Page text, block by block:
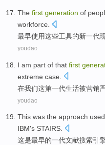
The first generation of
workforce
最早使用这些工具的新一代
youdao
I am part of that first
extreme case
在我们这第一代生活被营销
youdao
This was the approach used
IBM's STAIRS.
这是最早的一代文献搜索引